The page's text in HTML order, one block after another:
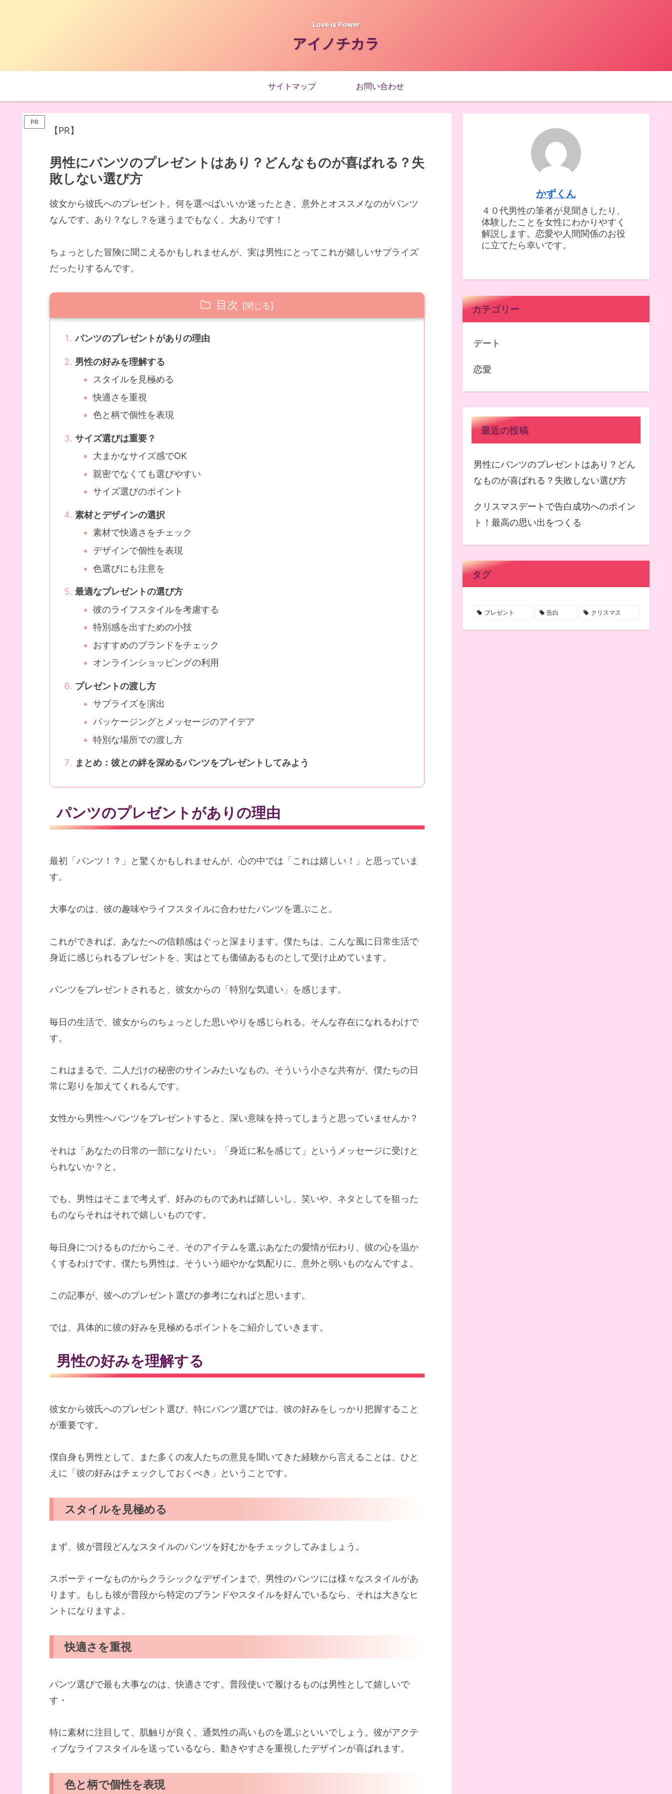
Love is Power
アイノチカラ
サイトマップ お問い合わせ
PR
【PR】
男性にパンツのプレゼントはあり？どんなものが喜ばれる？失
敗しない選び方
彼女から彼氏へのプレゼント。何を選べばいいか迷ったとき、意外とオススメなのがパンツ
なんです。あり？なし？を迷うまでもなく、大ありです！
ちょっとした冒険に聞こえるかもしれませんが、実は男性にとってこれが嬉しいサプライズ
だったりするんです。
目次
パンツのプレゼントがありの理由
男性の好みを理解する
スタイルを見極める
快適さを重視
色と柄で個性を表現
サイズ選びは重要？
大まかなサイズ感でOK
親密でなくても選びやすい
サイズ選びのポイント
素材とデザインの選択
素材で快適さをチェック
デザインで個性を表現
色選びにも注意を
最適なプレゼントの選び方
彼のライフスタイルを考慮する
特別感を出すための小技
おすすめのブランドをチェック
オンラインショッピングの利用
プレゼントの渡し方
サプライズを演出
パッケージングとメッセージのアイデア
特別な場所での渡し方
まとめ：彼との絆を深めるパンツをプレゼントしてみよう
パンツのプレゼントがありの理由
最初「パンツ！？」と驚くかもしれませんが、心の中では「これは嬉しい！」と思っていま
す。
大事なのは、彼の趣味やライフスタイルに合わせたパンツを選ぶこと。
これができれば、あなたへの信頼感はぐっと深まります。僕たちは、こんな風に日常生活で
身近に感じられるプレゼントを、実はとても価値あるものとして受け止めています。
パンツをプレゼントされると、彼女からの「特別な気遣い」を感じます。
毎日の生活で、彼女からのちょっとした思いやりを感じられる。そんな存在になれるわけで
す。
これはまるで、二人だけの秘密のサインみたいなもの。そういう小さな共有が、僕たちの日
常に彩りを加えてくれるんです。
女性から男性へパンツをプレゼントすると、深い意味を持ってしまうと思っていませんか？
それは「あなたの日常の一部になりたい」「身近に私を感じて」というメッセージに受けと
られないか？と。
でも、男性はそこまで考えず、好みのものであれば嬉しいし、笑いや、ネタとしてを狙った
ものならそれはそれで嬉しいものです。
毎日身につけるものだからこそ、そのアイテムを選ぶあなたの愛情が伝わり、彼の心を温か
くするわけです。僕たち男性は、そういう細やかな気配りに、意外と弱いものなんですよ。
この記事が、彼へのプレゼント選びの参考になればと思います。
では、具体的に彼の好みを見極めるポイントをご紹介していきます。
男性の好みを理解する
彼女から彼氏へのプレゼント選び、特にパンツ選びでは、彼の好みをしっかり把握すること
が重要です。
僕自身も男性として、また多くの友人たちの意見を聞いてきた経験から言えることは、ひと
えに「彼の好みはチェックしておくべき」ということです。
スタイルを見極める
まず、彼が普段どんなスタイルのパンツを好むかをチェックしてみましょう。
スポーティーなものからクラシックなデザインまで、男性のパンツには様々なスタイルがあ
ります。もしも彼が普段から特定のブランドやスタイルを好んでいるなら、それは大きなヒ
ントになりますよ。
快適さを重視
パンツ選びで最も大事なのは、快適さです。普段使いで履けるものは男性として嬉しいで
す・
特に素材に注目して、肌触りが良く、通気性の高いものを選ぶといいでしょう。彼がアクテ
ィブなライフスタイルを送っているなら、動きやすさを重視したデザインが喜ばれます。
色と柄で個性を表現
かずくん
４０代男性の筆者が見聞きしたり、
体験したことを女性にわかりやすく
解説します。恋愛や人間関係のお役
に立てたら幸いです。
カテゴリー
デート
恋愛
最近の投稿
男性にパンツのプレゼントはあり？どん
なものが喜ばれる？失敗しない選び方
クリスマスデートで告白成功へのポイン
ト！最高の思い出をつくる
タグ
プレゼント 告白 クリスマス